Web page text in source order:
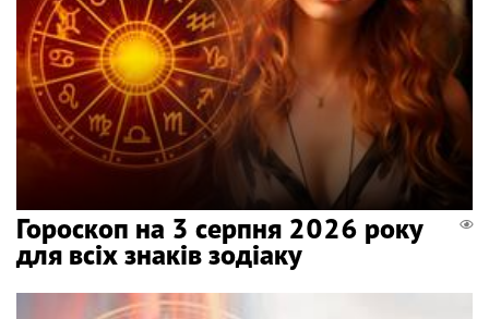
Гороскоп на 3 серпня 2026 року
для всіх знаків зодіаку